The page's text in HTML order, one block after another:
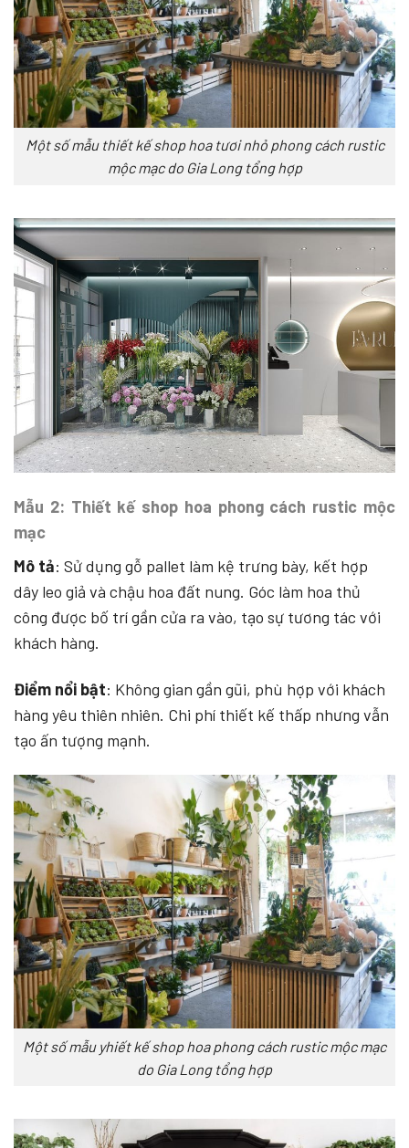
Một số mẫu thiết kế shop hoa tươi nhỏ phong cách rustic
mộc mạc do Gia Long tổng hợp
Mẫu 2: Thiết kế shop hoa phong cách rustic mộc
mạc
Mô tả: Sử dụng gỗ pallet làm kệ trưng bày, kết hợp
dây leo giả và chậu hoa đất nung. Góc làm hoa thủ
công được bố trí gần cửa ra vào, tạo sự tương tác với
khách hàng.
Điểm nổi bật: Không gian gần gũi, phù hợp với khách
hàng yêu thiên nhiên. Chi phí thiết kế thấp nhưng vẫn
tạo ấn tượng mạnh.
Một số mẫu yhiết kế shop hoa phong cách rustic mộc mạc
do Gia Long tổng hợp